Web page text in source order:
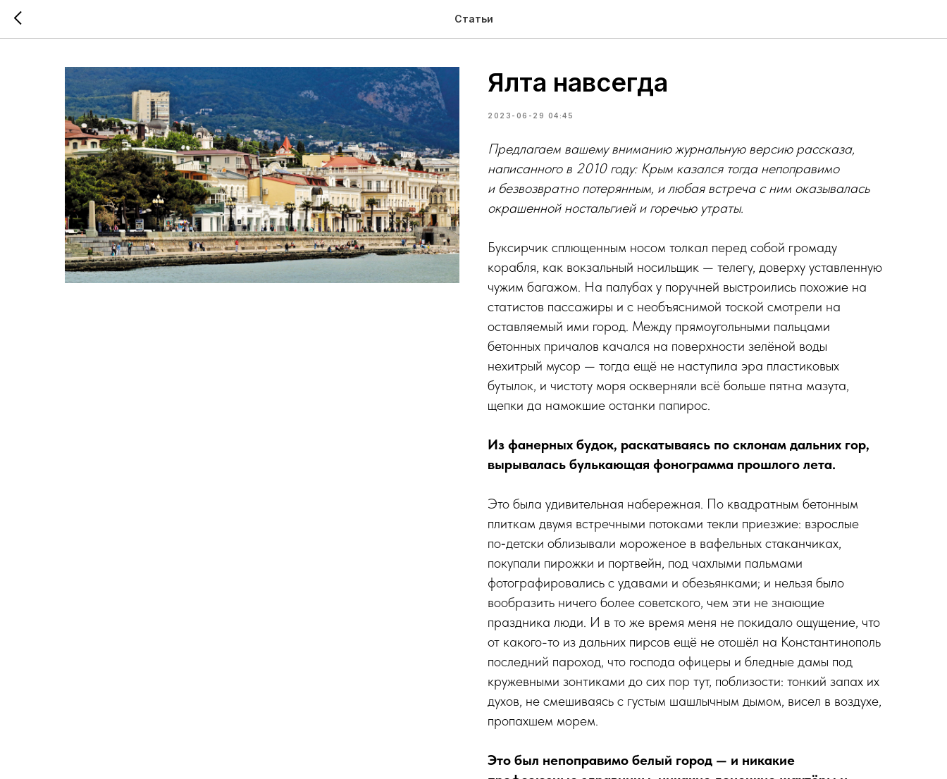
Статьи
Ялта навсегда
2023-06-29 04:45
Предлагаем вашему вниманию журнальную версию рассказа,
написанного в 2010 году: Крым казался тогда непоправимо
и безвозвратно потерянным, и любая встреча с ним оказывалась
окрашенной ностальгией и горечью утраты.
Буксирчик сплющенным носом толкал перед собой громаду
корабля, как вокзальный носильщик — телегу, доверху уставленную
чужим багажом. На палубах у поручней выстроились похожие на
статистов пассажиры и с необъяснимой тоской смотрели на
оставляемый ими город. Между прямоугольными пальцами
бетонных причалов качался на поверхности зелёной воды
нехитрый мусор — тогда ещё не наступила эра пластиковых
бутылок, и чистоту моря оскверняли всё больше пятна мазута,
щепки да намокшие останки папирос.
Из фанерных будок, раскатываясь по склонам дальних гор,
вырывалась булькающая фонограмма прошлого лета.
Это была удивительная набережная. По квадратным бетонным
плиткам двумя встречными потоками текли приезжие: взрослые
по‑детски облизывали мороженое в вафельных стаканчиках,
покупали пирожки и портвейн, под чахлыми пальмами
фотографировались с удавами и обезьянками; и нельзя было
вообразить ничего более советского, чем эти не знающие
праздника люди. И в то же время меня не покидало ощущение, что
от какого-то из дальних пирсов ещё не отошёл на Константинополь
последний пароход, что господа офицеры и бледные дамы под
кружевными зонтиками до сих пор тут, поблизости: тонкий запах их
духов, не смешиваясь с густым шашлычным дымом, висел в воздухе,
пропахшем морем.
Это был непоправимо белый город — и никакие